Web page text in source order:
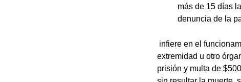
más de 15 días
denuncia de la
infiere en el
extremidad u otro
prisión y multa de